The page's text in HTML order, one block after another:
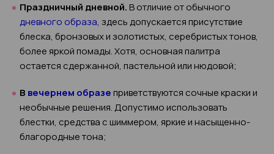
Праздничный дневной.В отличие от обычного
дневного образа, здесь допускается присутствие
блеска, бронзовых и золотистых, серебристых тонов,
более яркой помады. Хотя, основная палитра
остается сдержанной, пастельной или нюдовой;
В вечернем образеприветствуются сочные краски и
необычные решения. Допустимо использовать
блестки, средства с шиммером, яркие и насыщенно-
благородные тона;